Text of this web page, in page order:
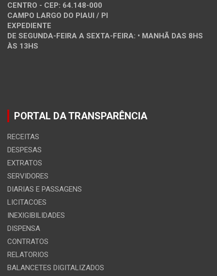
CENTRO - CEP: 64.148-000
CAMPO LARGO DO PIAUI / PI
EXPEDIENTE
DE SEGUNDA-FEIRA A SEXTA-FEIRA: • MANHÃ DAS 8HS
ÀS 13HS
PORTAL DA TRANSPARÊNCIA
RECEITAS
DESPESAS
EXTRATOS
SERVIDORES
DIARIAS E PASSAGENS
LICITACOES
INEXIGIBILIDADES
DISPENSA
CONTRATOS
RELATORIOS
BALANCETES DIGITALIZADOS